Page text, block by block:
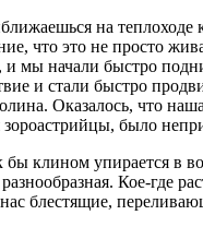
на
что это не просто
мы начали быстро
и стали быстро
Оказалось, что
было
бы клином упирается в
разнообразная. Кое-
блестящие,